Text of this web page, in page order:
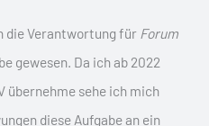
die Verantwortung für Forum
gewesen. Da ich ab 2022
übernehme sehe ich mich
diese Aufgabe an ein